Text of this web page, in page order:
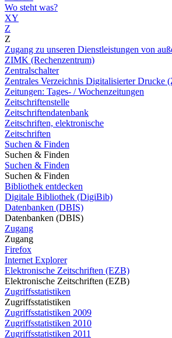
Wo steht was?
XY
Z
Z
Zugang zu unseren Dienstleistungen von
ZIMK (Rechenzentrum)
Zentralschalter
Zentrales Verzeichnis Digitalisierter Drucke
Zeitungen: Tages- / Wochenzeitungen
Zeitschriftenstelle
Zeitschriftendatenbank
Zeitschriften, elektronische
Zeitschriften
Suchen & Finden
Suchen & Finden
Suchen & Finden
Suchen & Finden
Bibliothek entdecken
Digitale Bibliothek (DigiBib)
Datenbanken (DBIS)
Datenbanken (DBIS)
Zugang
Zugang
Firefox
Internet Explorer
Elektronische Zeitschriften (EZB)
Elektronische Zeitschriften (EZB)
Zugriffsstatistiken
Zugriffsstatistiken
Zugriffsstatistiken 2009
Zugriffsstatistiken 2010
Zugriffsstatistiken 2011